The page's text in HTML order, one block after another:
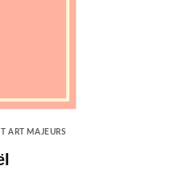
ART MAJEURS